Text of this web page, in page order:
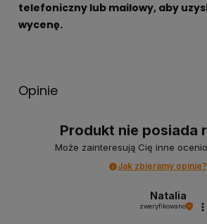
telefoniczny lub mailowy, aby
wycenę.
Opinie
Produkt nie posiada
Może zainteresują Cię inne
Jak zbieramy opinie?
Natalia
zweryfikowano